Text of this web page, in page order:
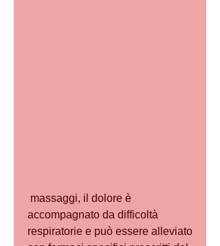
accompagnato da difficoltà
respiratorie e può essere alleviato